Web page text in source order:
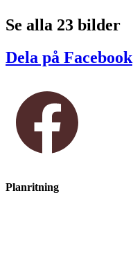
Se alla 23 bilder
Dela på Facebook
Planritning